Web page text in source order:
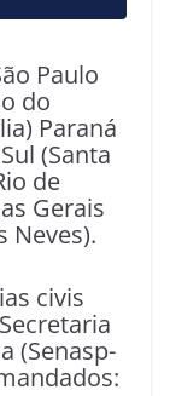
Paulo
do
Paraná
(Santa
de
Gerais
Neves).
civis
(Senasp-